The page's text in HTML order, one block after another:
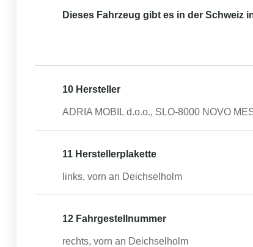
Dieses Fahrzeug gibt es in der Schweiz
10 Hersteller
ADRIA MOBIL d.o.o., SLO-8000 NOVO
11 Herstellerplakette
links, vorn an Deichselholm
12 Fahrgestellnummer
rechts, vorn an Deichselholm